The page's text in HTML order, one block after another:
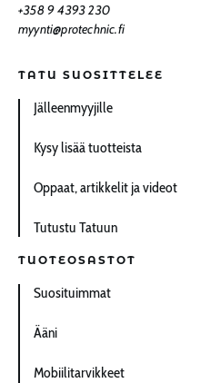
+358 9 4393 230
myynti@protechnic.fi
TATU SUOSITTELEE
Jälleenmyyjille
Kysy lisää tuotteista
Oppaat, artikkelit ja videot
Tutustu Tatuun
TUOTEOSASTOT
Suosituimmat
Ääni
Mobiilitarvikkeet